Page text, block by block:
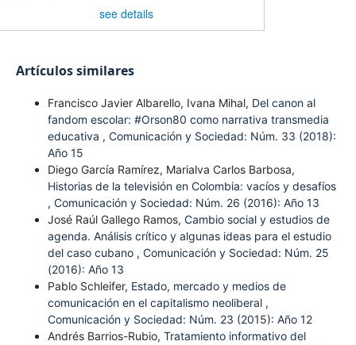
see details
Artículos similares
Francisco Javier Albarello, Ivana Mihal, Del canon al
fandom escolar: #Orson80 como narrativa transmedia
educativa , Comunicación y Sociedad: Núm. 33 (2018):
Año 15
Diego García Ramírez, Marialva Carlos Barbosa,
Historias de la televisión en Colombia: vacíos y desafíos
, Comunicación y Sociedad: Núm. 26 (2016): Año 13
José Raúl Gallego Ramos, Cambio social y estudios de
agenda. Análisis crítico y algunas ideas para el estudio
del caso cubano , Comunicación y Sociedad: Núm. 25
(2016): Año 13
Pablo Schleifer, Estado, mercado y medios de
comunicación en el capitalismo neoliberal ,
Comunicación y Sociedad: Núm. 23 (2015): Año 12
Andrés Barrios-Rubio, Tratamiento informativo del